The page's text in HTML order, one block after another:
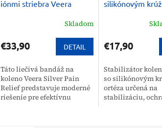
iónmi striebra Veera
Skladom
€33,90 DETAIL
Táto liečivá bandáž na
koleno Veera Silver Pain
Relief predstavuje moderné
riešenie pre efektívnu
silikónovým
€17,90
Stabilizátor
so silikónovým
ortéza určená na
stabilizáciu,